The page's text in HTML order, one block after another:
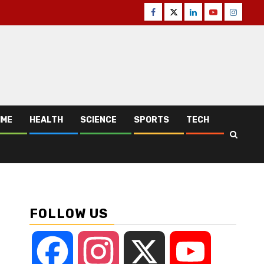
Facebook
TwitterLinkedinYoutube
HEALTH SCIENCE SPORTS TECH
FOLLOW US
Facebook Instagram